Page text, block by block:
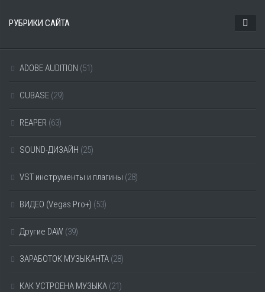
РУБРИКИ САЙТА
ADOBE AUDITION (51)
CUBASE (29)
REAPER (63)
SOUND-ДИЗАЙН (25)
VST инструменты и плагины (28)
ВИДЕО (Vegas Pro+) (53)
Другие DAW (39)
ЗАРАБОТОК МУЗЫКАНТА (28)
КАК УСТРОЕНА МУЗЫКА (21)